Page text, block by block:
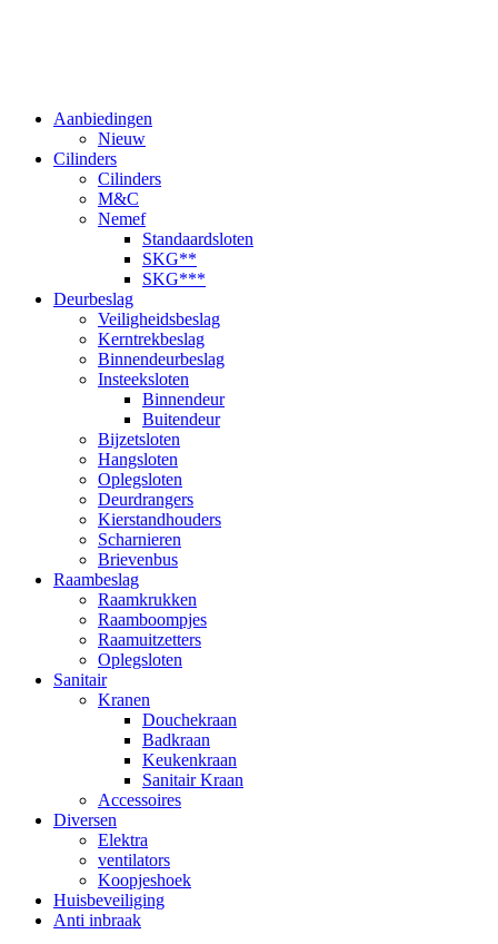
Aanbiedingen
Nieuw
Cilinders
Cilinders
M&C
Nemef
Standaardsloten
SKG**
SKG***
Deurbeslag
Veiligheidsbeslag
Kerntrekbeslag
Binnendeurbeslag
Insteeksloten
Binnendeur
Buitendeur
Bijzetsloten
Hangsloten
Oplegsloten
Deurdrangers
Kierstandhouders
Scharnieren
Brievenbus
Raambeslag
Raamkrukken
Raamboompjes
Raamuitzetters
Oplegsloten
Sanitair
Kranen
Douchekraan
Badkraan
Keukenkraan
Sanitair Kraan
Accessoires
Diversen
Elektra
ventilators
Koopjeshoek
Huisbeveiliging
Anti inbraak